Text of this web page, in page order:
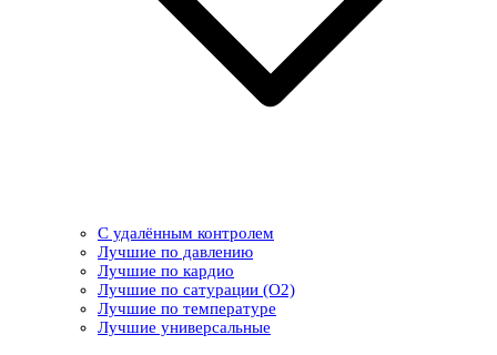
С удалённым контролем
Лучшие по давлению
Лучшие по кардио
Лучшие по сатурации (О2)
Лучшие по температуре
Лучшие универсальные